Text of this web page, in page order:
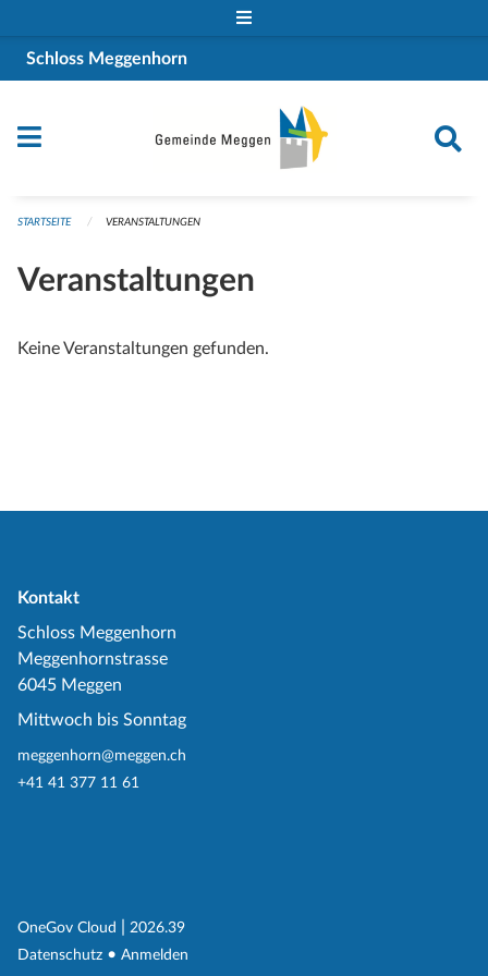
Schloss Meggenhorn
STARTSEITE VERANSTALTUNGEN
Veranstaltungen
Keine Veranstaltungen gefunden.
Kontakt
Schloss Meggenhorn
Meggenhornstrasse
6045 Meggen
Mittwoch bis Sonntag
meggenhorn@meggen.ch
+41 41 377 11 61
OneGov Cloud (External Link)
2026.39
Datenschutz (External Link)
Anmelden